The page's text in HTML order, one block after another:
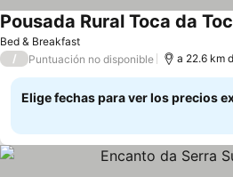
Bed & Breakfast
Ver precios
/ Puntuación no disponible a 22.6 km
Elige fechas para ver los precios